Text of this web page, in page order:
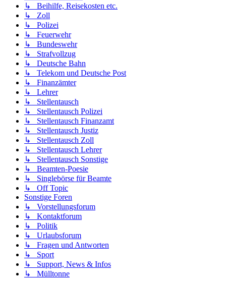
↳ Beihilfe, Reisekosten etc.
↳ Zoll
↳ Polizei
↳ Feuerwehr
↳ Bundeswehr
↳ Strafvollzug
↳ Deutsche Bahn
↳ Telekom und Deutsche Post
↳ Finanzämter
↳ Lehrer
↳ Stellentausch
↳ Stellentausch Polizei
↳ Stellentausch Finanzamt
↳ Stellentausch Justiz
↳ Stellentausch Zoll
↳ Stellentausch Lehrer
↳ Stellentausch Sonstige
↳ Beamten-Poesie
↳ Singlebörse für Beamte
↳ Off Topic
Sonstige Foren
↳ Vorstellungsforum
↳ Kontaktforum
↳ Politik
↳ Urlaubsforum
↳ Fragen und Antworten
↳ Sport
↳ Support, News & Infos
↳ Mülltonne